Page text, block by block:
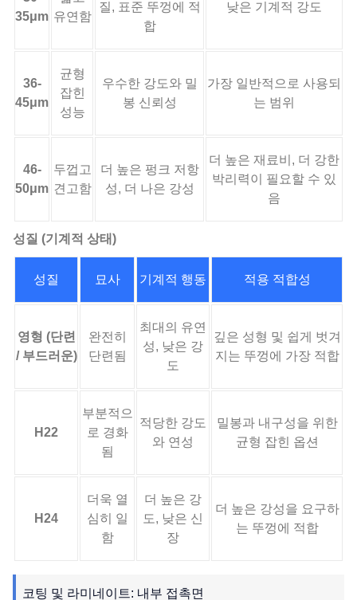
35μm 유연함
질, 표준 뚜껑에 적
합
낮은 기계적 강도
36-
45μm
균형
잡힌
성능
우수한 강도와 밀
봉 신뢰성
가장 일반적으로 사용되
는 범위
46-
50μm
두껍고
견고함
더 높은 펑크 저항
성, 더 나은 강성
더 높은 재료비, 더 강한
박리력이 필요할 수 있
음
성질 (기계적 상태)
성질 묘사 기계적 행동 적용 적합성
영형 (단련
/ 부드러운)
완전히
단련됨
최대의 유연
성, 낮은 강
도
깊은 성형 및 쉽게 벗겨
지는 뚜껑에 가장 적합
H22
부분적으
로 경화
됨
적당한 강도
와 연성
밀봉과 내구성을 위한
균형 잡힌 옵션
H24
더욱 열
심히 일
함
더 높은 강
도, 낮은 신
장
더 높은 강성을 요구하
는 뚜껑에 적합
코팅 및 라미네이트: 내부 접촉면